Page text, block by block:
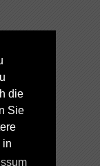
die
Sie
in